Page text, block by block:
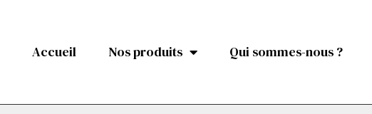
Accueil Nos produits Qui sommes-nous ?